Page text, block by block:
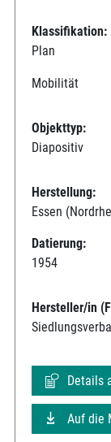
Klassifikation:
Plan
Mobilität
Objekttyp:
Diapositiv
Herstellung:
Essen
Datierung:
1954
Hersteller/in
Details
Auf die